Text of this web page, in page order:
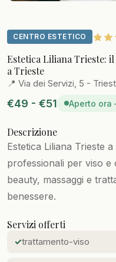
CENTRO ESTETICO
Estetica Liliana Trieste:
a Trieste
📍 Via dei Servizi, 5 -
€49 - €51 Aperto ora
Descrizione
Estetica Liliana Trieste
professionali per viso
beauty, massaggi e
benessere.
Servizi offerti
trattamento-viso